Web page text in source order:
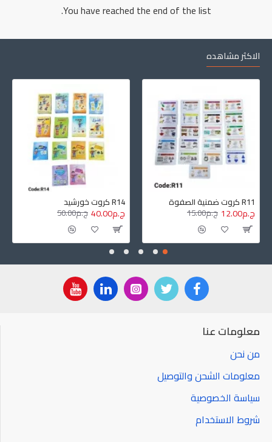
You have reached the end of the list.
الاكثر مشاهده
R11 كروت ضمنية الصفوة
ج.م12.00 ج.م15.00
R14 كروت خورشيد
ج.م40.00 ج.م50.00
معلومات عنا
من نحن
معلومات الشحن والتوصيل
سياسة الخصوصية
شروط الاستخدام